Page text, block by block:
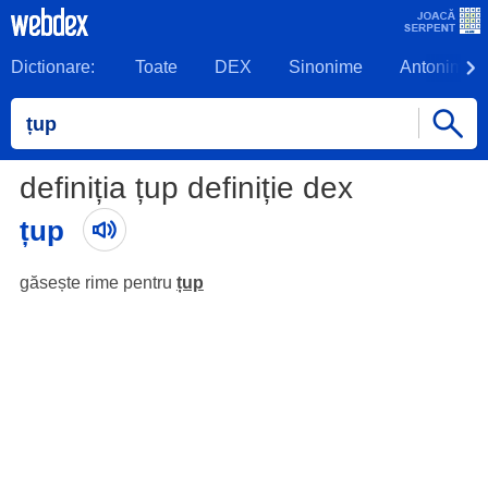
Dictionare: Toate DEX Sinonime Antonime
definiția țup definiție dex
țup
găsește rime pentru țup